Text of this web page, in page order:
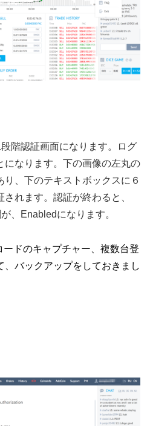
階認証画面になります。ログ
になります。下の画像の左丸の
り、下のテキストボックスに６
れます。認証が終わると、
、Enabledになります。
ドのキャプチャー、複数台登
バックアップをしておきまし